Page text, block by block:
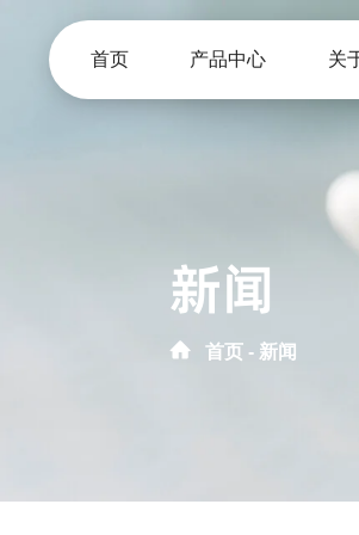
首页 产品中心 关
新闻
首页 新闻